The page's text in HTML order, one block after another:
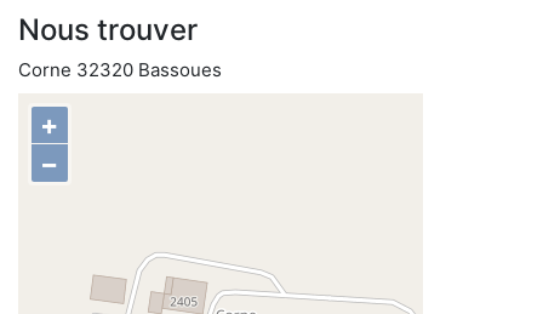
Nous trouver
Corne 32320 Bassoues
+
−